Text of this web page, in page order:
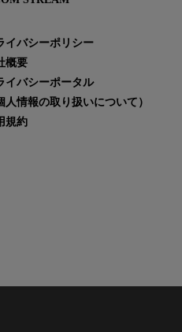
イバシーポリシー
概要
イバシーポータル
人情報の取り扱いについて）
規約